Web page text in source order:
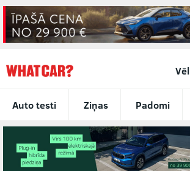
Auto testi Ziņas Padomi
Vēl